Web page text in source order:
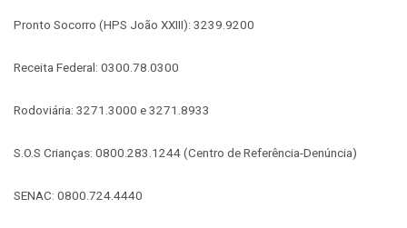
Pronto Socorro (HPS João XXIII): 3239.9200
Receita Federal: 0300.78.0300
Rodoviária: 3271.3000 e 3271.8933
S.O.S Crianças: 0800.283.1244 (Centro de Referência-Denúncia)
SENAC: 0800.724.4440